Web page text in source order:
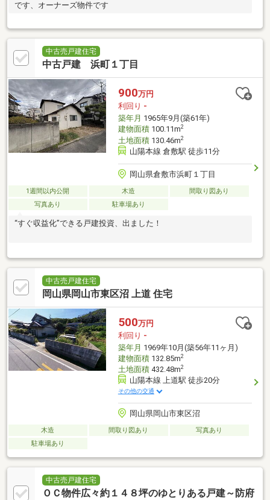
です、オーナーズ物件です
中古売戸建住宅
中古戸建 浜町１丁目
900万円
利回り -
築年月 1965年9月(築61年)
建物面積100.11m2
土地面積130.46m2
山陽本線 倉敷駅 徒歩11分
岡山県倉敷市浜町１丁目
1週間以内公開 木造
間取り図あり
写真あり
駐車場あり
“すぐ収益化”できる戸建投資、出ました！
中古売戸建住宅
岡山県岡山市東区沼 上道 住宅
500万円
利回り -
築年月 1969年10月(築56年11ヶ月)
建物面積132.85m2
土地面積432.48m2
山陽本線 上道駅 徒歩20分
その他の交通
岡山県岡山市東区沼
木造 間取り図あり
写真あり
駐車場あり
中古売戸建住宅
ＯＣ物件広々約１４８坪のゆとりある戸建～防府